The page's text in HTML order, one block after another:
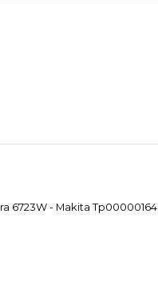
6723W - Makita Tp00000164